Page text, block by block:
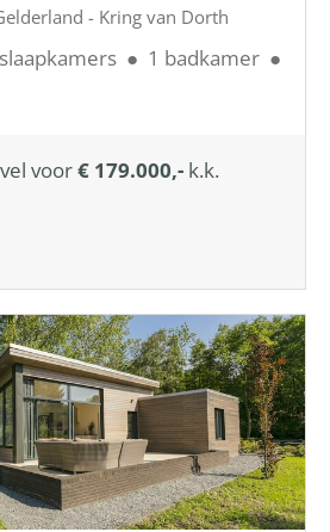
- Kring van Dorth
● 1 badkamer ●
voor€ 179.000,- k.k.